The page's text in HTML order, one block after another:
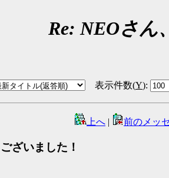
Re: NEOさん
表示件数(Y):
上へ | 前のメッ
ざいました！